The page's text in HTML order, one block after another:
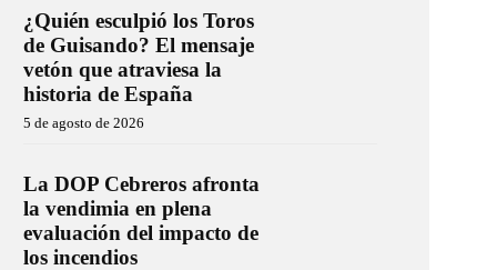
¿Quién esculpió los Toros
de Guisando? El mensaje
vetón que atraviesa la
historia de España
5 de agosto de 2026
La DOP Cebreros afronta
la vendimia en plena
evaluación del impacto de
los incendios